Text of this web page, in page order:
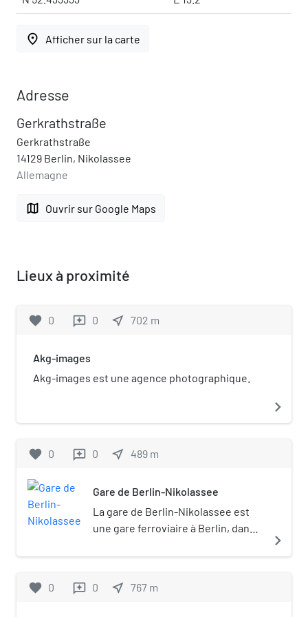
place Afficher sur la carte
Adresse
Gerkrathstraße
Gerkrathstraße
14129 Berlin, Nikolassee
Allemagne
map Ouvrir sur Google Maps
Lieux à proximité
favorite 0 reviews 0 near_me 702 m
Akg-images
Akg-images est une agence photographique.
navigate_next
favorite 0 reviews 0 near_me 489 m
Gare de Berlin-Nikolassee
La gare de Berlin-Nikolassee est
une gare ferroviaire à Berlin, dans
navigate_next
favorite 0 reviews 0 near_me 767 m